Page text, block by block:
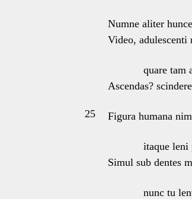
Numne aliter
Video, adulescenti
quare tam
Ascendas?
25 Figura humana
itaque leni
Simul sub dentes
nunc tu